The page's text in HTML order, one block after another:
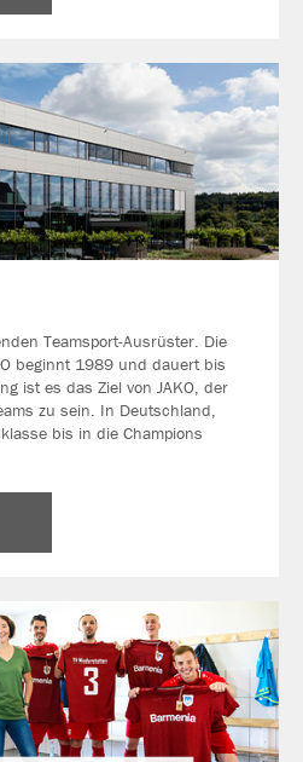
Teamsport-Ausrüster. Die
beginnt 1989 und dauert bis
ist es das Ziel von JAKO, der
zu sein. In Deutschland,
bis in die Champions